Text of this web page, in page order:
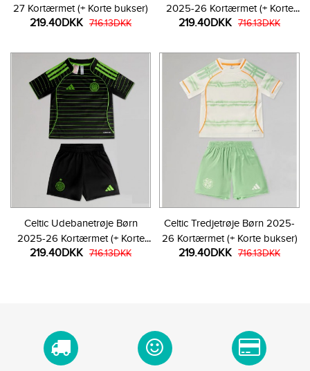
27 Kortærmet (+ Korte bukser)
219.40DKK 716.13DKK
2025-26 Kortærmet (+ Korte
bukser)
219.40DKK 716.13DKK
Celtic Udebanetrøje Børn
2025-26 Kortærmet (+ Korte
bukser)
219.40DKK 716.13DKK
Celtic Tredjetrøje Børn 2025-
26 Kortærmet (+ Korte bukser)
219.40DKK 716.13DKK